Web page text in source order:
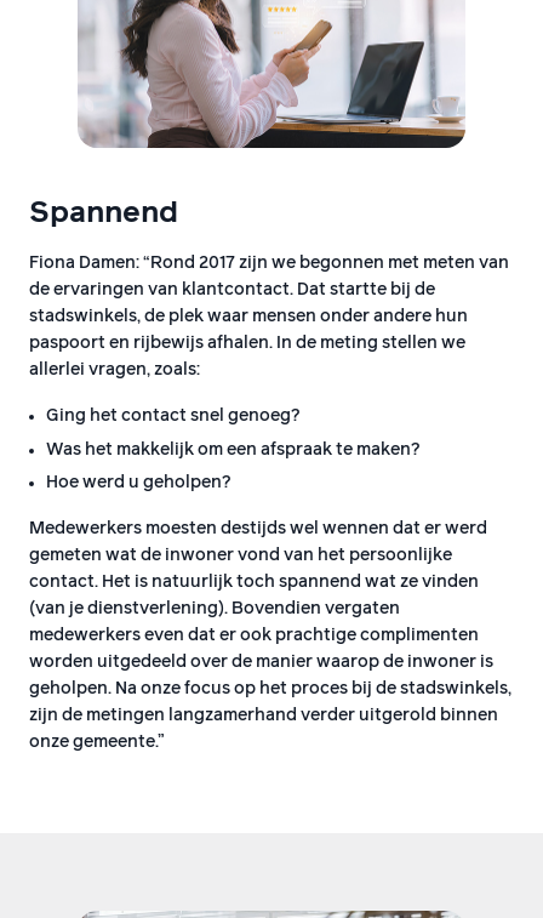
Spannend
Fiona Damen: “Rond 2017 zijn we begonnen met meten van
de ervaringen van klantcontact. Dat startte bij de
stadswinkels, de plek waar mensen onder andere hun
paspoort en rijbewijs afhalen. In de meting stellen we
allerlei vragen, zoals:
Ging het contact snel genoeg?
Was het makkelijk om een afspraak te maken?
Hoe werd u geholpen?
Medewerkers moesten destijds wel wennen dat er werd
gemeten wat de inwoner vond van het persoonlijke
contact. Het is natuurlijk toch spannend wat ze vinden
(van je dienstverlening). Bovendien vergaten
medewerkers even dat er ook prachtige complimenten
worden uitgedeeld over de manier waarop de inwoner is
geholpen. Na onze focus op het proces bij de stadswinkels,
zijn de metingen langzamerhand verder uitgerold binnen
onze gemeente.”